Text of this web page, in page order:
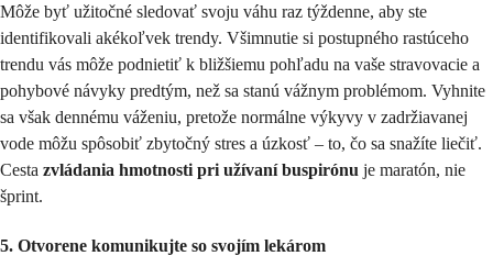
Môže byť užitočné sledovať svoju váhu raz týždenne, aby ste
identifikovali akékoľvek trendy. Všimnutie si postupného rastúceho
trendu vás môže podnietiť k bližšiemu pohľadu na vaše stravovacie a
pohybové návyky predtým, než sa stanú vážnym problémom. Vyhnite
sa však dennému váženiu, pretože normálne výkyvy v zadržiavanej
vode môžu spôsobiť zbytočný stres a úzkosť – to, čo sa snažíte liečiť.
Cesta zvládania hmotnosti pri užívaní buspirónu je maratón, nie
šprint.
5. Otvorene komunikujte so svojím lekárom